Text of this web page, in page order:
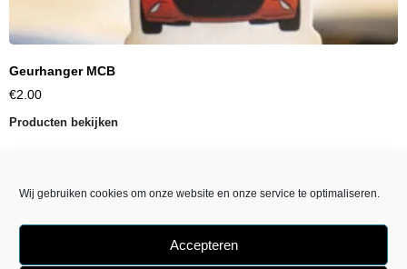
Wij gebruiken cookies om onze website en onze service te optimaliseren.
Accepteren
Geurhanger MCB
€2.00
Producten bekijken